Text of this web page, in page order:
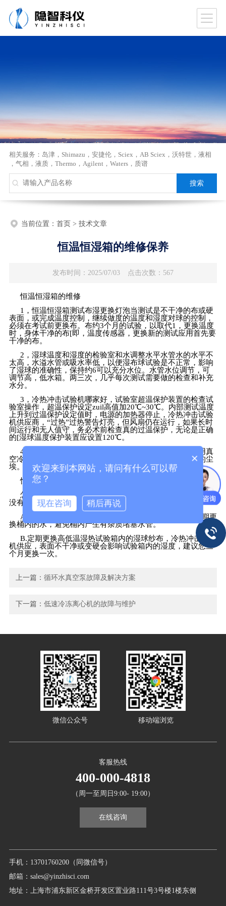
相关服务： 岛津， Shimazu ， 安捷伦， Sciex ， AB Sciex ， 沃特世， 液相
， 气相 ， 液质， Thermo ， Agilent ， Waters， 质谱
当前位置： 首页> 技术文章
恒温恒湿箱的维修保养
发布时间：2025/07/03 点击次数：567
恒温恒湿箱的维修
1 ，恒温恒湿箱测试布湿更换灯泡当测试是不干净的布或硬
表面，或完成温度控制，继续做度的温度和湿度对球的控制，
必须在考试前更换布。布约3个月的试验，以取代1 ，更换温度
时，身体干净的布[即，温度传感器，更换新的测试应用首先要
干净的布。
2 ，湿球温度和湿度的检验室和水调整水平水管水的水平不
太高，水溢水管或吸水率低，以便湿布球试验是不正常，影响
了湿球的准确性，保持约6可以充分水位。水管水位调节，可
调节高，低水箱。两三次，几乎每次测试需要做的检查和补充
水分。
3 ，冷热冲击试验机哪家好，试验室超温保护装置的检查试
验室操作，超温保护设定zuil高值加20℃~30℃。内部测试温度
上升到过温保护设定值时，电源的加热器停止，冷热冲击试验
机供应商，“过热”过热警告灯亮，但风扇仍在运行，如果长时
间运行和无人值守，务必术前检查真的过温保护，无论是正确
的[湿球温度保护装置应设置120℃。
4
，清除灰尘试验箱冷凝器冷凝器应每月定期保养，使用真
空冷却附着在灰尘吸入清洁冷凝器网或使用高压空气喷射的尘
埃。
恒温恒湿箱保养
怎样保养环境试验箱是很多用户烦恼的，设备在保养，但是
没有什么效果，仪器无忧网教您如何保养才能事半功倍。
A.
加湿桶内的水请您使用蒸馏水或者矿泉水，还需要定期更
换桶内的水，避免桶内产生有杂质堵塞水管。
B.定期更换高低温湿热试验箱内的湿球纱布，冷热冲击试验
机供应，表面不干净或变硬会影响试验箱内的湿度，建议您三
个月更换一次。
上一篇：循环水真空泵故障及解决方案
下一篇：低速冷冻离心机的故障与维护
手机：13701760200（同微信号）
邮箱：sales@yinzhisci.com
地址：上海市浦东新区金桥开发区置业路111号3号楼1楼东侧
客服热线
400-000-4818
（周一至周日9:00- 19:00）
在线咨询
微信公众号 移动端浏览
×
欢迎来到本网站，请问有什么可以帮
您？
现在咨询 稍后再说